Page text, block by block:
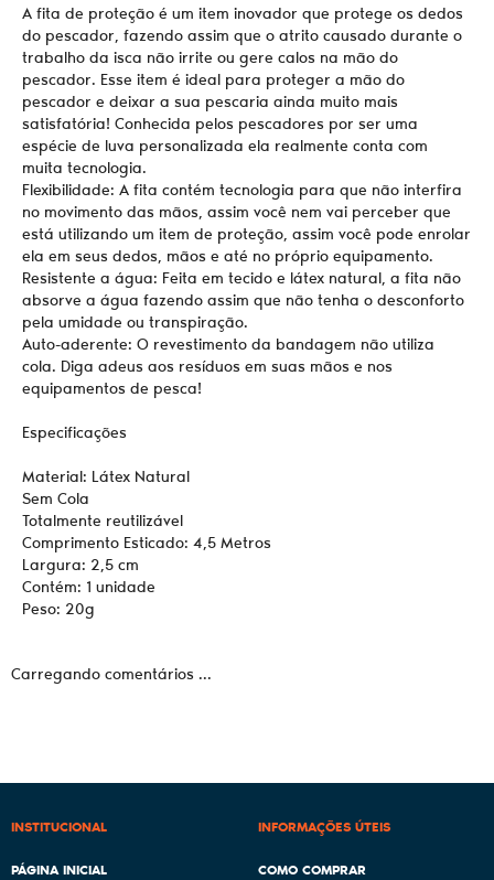
A fita de proteção é um item inovador que protege os dedos
do pescador, fazendo assim que o atrito causado durante o
trabalho da isca não irrite ou gere calos na mão do
pescador. Esse item é ideal para proteger a mão do
pescador e deixar a sua pescaria ainda muito mais
satisfatória! Conhecida pelos pescadores por ser uma
espécie de luva personalizada ela realmente conta com
muita tecnologia.
Flexibilidade: A fita contém tecnologia para que não interfira
no movimento das mãos, assim você nem vai perceber que
está utilizando um item de proteção, assim você pode enrolar
ela em seus dedos, mãos e até no próprio equipamento.
Resistente a água: Feita em tecido e látex natural, a fita não
absorve a água fazendo assim que não tenha o desconforto
pela umidade ou transpiração.
Auto-aderente: O revestimento da bandagem não utiliza
cola. Diga adeus aos resíduos em suas mãos e nos
equipamentos de pesca!
Especificações
Material: Látex Natural
Sem Cola
Totalmente reutilizável
Comprimento Esticado: 4,5 Metros
Largura: 2,5 cm
Contém: 1 unidade
Peso: 20g
Carregando comentários ...
INSTITUCIONAL
PÁGINA INICIAL
INFORMAÇÕES ÚTEIS
COMO COMPRAR